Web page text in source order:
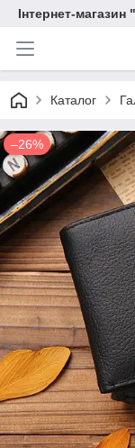
Інтернет-
Каталог
–26%